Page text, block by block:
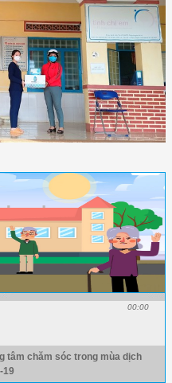
00:00
tâm chăm sóc trong mùa dịch
19